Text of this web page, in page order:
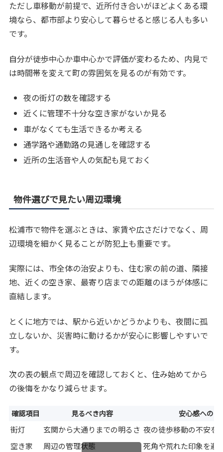
ただし車移動が前提で、近所付き合いがほどよくある環
境なら、都市部より安心して暮らせると感じる人も多い
です。
自分が徒歩中心か車中心かで評価が変わるため、内見で
は時間帯を変えて町の雰囲気を見るのが有効です。
夜の街灯の数を確認する
近くに管理不十分な空き家がないか見る
車がなくても生活できるか考える
通学路や通勤路の見通しを確認する
近所の生活音や人の気配も見ておく
物件選びで見たい周辺環境
松浦市で物件を選ぶときは、家賃や広さだけでなく、周
辺環境を細かく見ることが防犯上も重要です。
実際には、市全体の治安よりも、住む家の前の道、隣接
地、近くの空き家、最寄り店までの距離のほうが体感に
直結します。
とくに地方では、駅から近いかどうかよりも、夜間に孤
立しないか、災害時に動けるかが安心に影響しやすいで
す。
次の表の観点で周辺を確認しておくと、住み始めてから
の後悔をかなり減らせます。
確認項目 見るべき内容 安心感への影
街灯 玄関から大通りまでの明るさ 夜の徒歩移動の不安を
空き家
周辺の管理状態
死角や荒れた印象を避